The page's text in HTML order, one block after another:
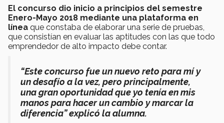
El concurso dio inicio a principios del semestre
Enero-Mayo 2018 mediante una plataforma en
línea que constaba de elaborar una serie de pruebas,
que consistían en evaluar las aptitudes con las que todo
emprendedor de alto impacto debe contar.
“Este concurso fue un nuevo reto para mí y
un desafío a la vez, pero principalmente,
una gran oportunidad que yo tenía en mis
manos para hacer un cambio y marcar la
diferencia” explicó la alumna.